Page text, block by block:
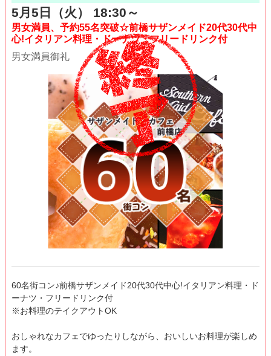
5月5日（火） 18:30～
男女満員、予約55名突破☆前橋サザンメイド20代30代中
心!イタリアン料理・ドーナツ・フリードリンク付
男女満員御礼
60名街コン♪前橋サザンメイド20代30代中心!イタリアン料理・ド
ーナツ・フリードリンク付
※お料理のテイクアウトOK
おしゃれなカフェでゆったりしながら、おいしいお料理が楽しめ
ます。